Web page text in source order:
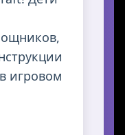
игровом